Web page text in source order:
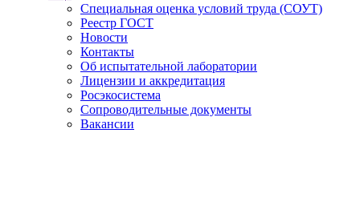
Специальная оценка условий труда (СОУТ)
Реестр ГОСТ
Новости
Контакты
Об испытательной лаборатории
Лицензии и аккредитация
Росэкосистема
Сопроводительные документы
Вакансии